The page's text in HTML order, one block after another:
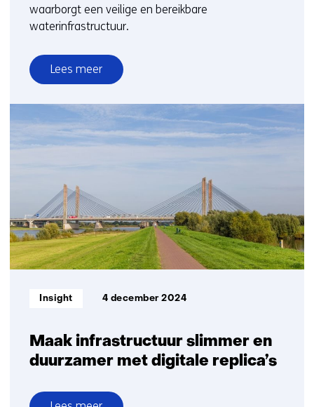
waarborgt een veilige en bereikbare
waterinfrastructuur.
Lees meer
over
Leren
het
renovatieopgave
natte
kunstwerken
beter
planbaar
Maak infrastructuur slimmer en
duurzamer met digitale replica’s
Informatietype:
Insight 4 december 2024